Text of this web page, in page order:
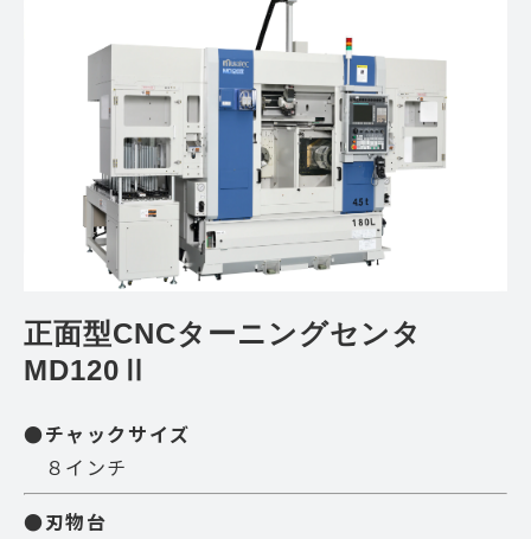
正面型CNCターニングセンタ
MD120Ⅱ
●チャックサイズ
８インチ
●刃物台